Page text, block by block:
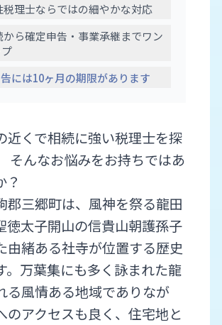
理士ならではの細やかな対応
ら確定申告・事業承継までワン
には10ヶ月の期限があります
近くで相続に強い税理士を探
そんなお悩みをお持ちではあ
？
郡三郷町は、風神を祭る龍田
徳太子開山の信貴山朝護孫子
由緒ある社寺が位置する歴史
。万葉集にも多く詠まれた龍
る風情ある地域でありなが
のアクセスも良く、住宅地と